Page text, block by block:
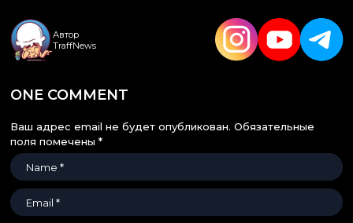
Автор
TraffNews
ONE COMMENT
Ваш адрес email не будет опубликован. Обязательные
поля помечены *